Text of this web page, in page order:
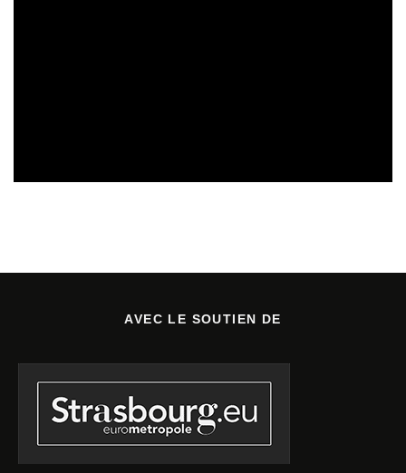
AVEC LE SOUTIEN DE